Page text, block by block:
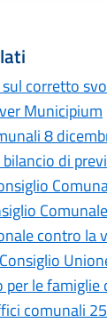
corretto
Municipium
8
di
contro la
per le
comunali